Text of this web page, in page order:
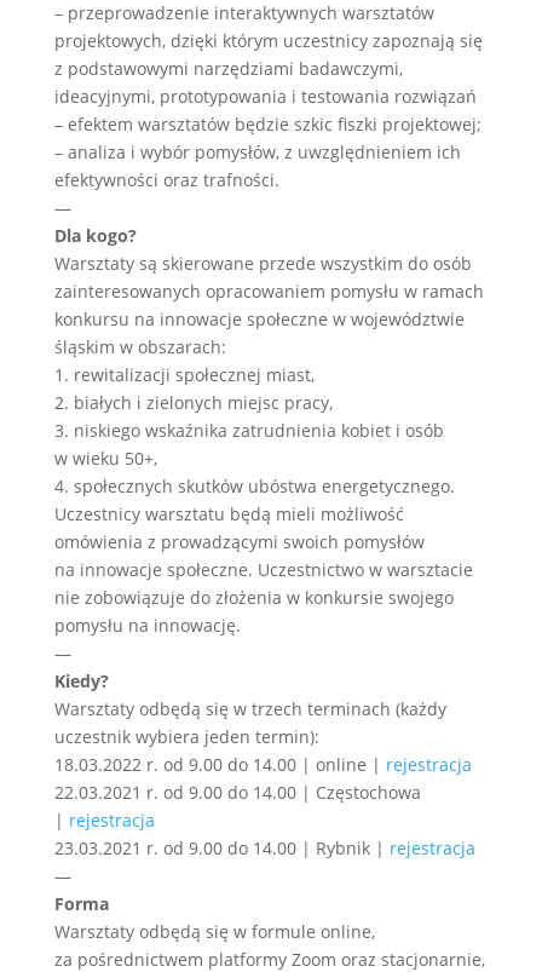
– przeprowadzenie interaktywnych warsztatów
projektowych, dzięki którym uczestnicy zapoznają się
z podstawowymi narzędziami badawczymi,
ideacyjnymi, prototypowania i testowania rozwiązań
– efektem warsztatów będzie szkic fiszki projektowej;
– analiza i wybór pomysłów, z uwzględnieniem ich
efektywności oraz trafności.
—
Dla kogo?
Warsztaty są skierowane przede wszystkim do osób
zainteresowanych opracowaniem pomysłu w ramach
konkursu na innowacje społeczne w województwie
śląskim w obszarach:
1. rewitalizacji społecznej miast,
2. białych i zielonych miejsc pracy,
3. niskiego wskaźnika zatrudnienia kobiet i osób
w wieku 50+,
4. społecznych skutków ubóstwa energetycznego.
Uczestnicy warsztatu będą mieli możliwość
omówienia z prowadzącymi swoich pomysłów
na innowacje społeczne. Uczestnictwo w warsztacie
nie zobowiązuje do złożenia w konkursie swojego
pomysłu na innowację.
—
Kiedy?
Warsztaty odbędą się w trzech terminach (każdy
uczestnik wybiera jeden termin):
18.03.2022 r. od 9.00 do 14.00 | online | rejestracja
22.03.2021 r. od 9.00 do 14.00 | Częstochowa
| rejestracja
23.03.2021 r. od 9.00 do 14.00 | Rybnik | rejestracja
—
Forma
Warsztaty odbędą się w formule online,
za pośrednictwem platformy Zoom oraz stacjonarnie,